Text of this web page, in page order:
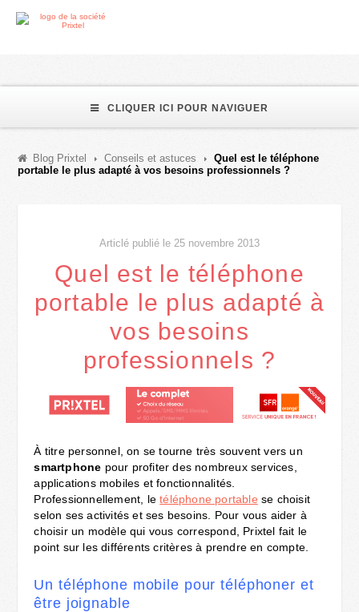
CLIQUER ICI POUR NAVIGUER
Blog Prixtel Conseils et astuces
Quel est le téléphone
portable le plus adapté à vos besoins professionnels ?
Articlé publié le 25 novembre 2013
Quel est le téléphone
portable le plus adapté à
vos besoins
professionnels ?
À titre personnel, on se tourne très souvent vers un
smartphone pour profiter des nombreux services,
applications mobiles et fonctionnalités.
Professionnellement, letéléphone portable se choisit
selon ses activités et ses besoins. Pour vous aider à
choisir un modèle qui vous correspond, Prixtel fait le
point sur les différents critères à prendre en compte.
Un téléphone mobile pour téléphoner et
être joignable